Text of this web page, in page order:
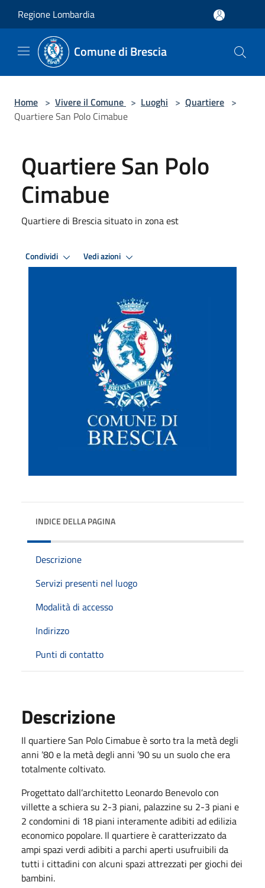
Regione Lombardia
Comune di Brescia
Home > Vivere il Comune > Luoghi > Quartiere >
Quartiere San Polo Cimabue
Quartiere San Polo
Cimabue
Quartiere di Brescia situato in zona est
Condividi Vedi azioni
INDICE DELLA PAGINA
Descrizione
Servizi presenti nel luogo
Modalità di accesso
Indirizzo
Punti di contatto
Descrizione
Il quartiere San Polo Cimabue è sorto tra la metà degli
anni ’80 e la metà degli anni ’90 su un suolo che era
totalmente coltivato.
Progettato dall’architetto Leonardo Benevolo con
villette a schiera su 2-3 piani, palazzine su 2-3 piani e
2 condomini di 18 piani interamente adibiti ad edilizia
economico popolare. Il quartiere è caratterizzato da
ampi spazi verdi adibiti a parchi aperti usufruibili da
tutti i cittadini con alcuni spazi attrezzati per giochi dei
bambini.